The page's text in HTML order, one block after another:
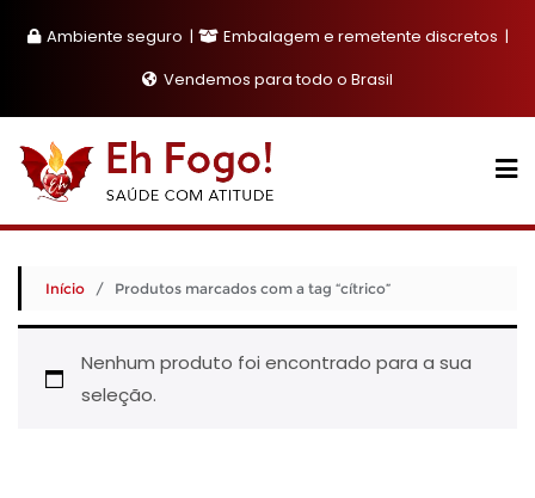
Ambiente seguro
Embalagem e remetente discretos
Vendemos para todo o Brasil
Início / Produtos marcados com a tag “cítrico”
Nenhum produto foi encontrado para a sua
seleção.